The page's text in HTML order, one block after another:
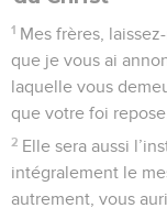
1 Mes frères,
que je vous ai
laquelle vous
que votre foi repose.
2 Elle sera aussi
intégralement le
autrement, vous